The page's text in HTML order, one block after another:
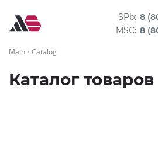
SPb: 8
MSC: 8
Main Catalog
Каталог товаров